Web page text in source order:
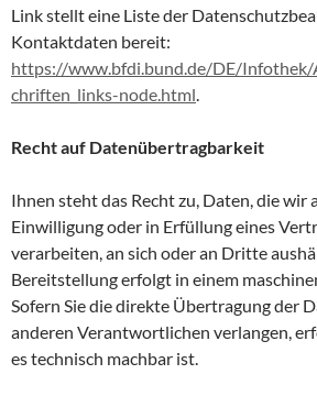
Link stellt eine Liste der
Kontaktdaten bereit:
https://www.bfdi.bund.de/DE/Infothek/
chriften_links-node.html.
Recht auf Datenübertragbarkeit
Ihnen steht das Recht zu, Daten, die wir
Einwilligung oder in Erfüllung eines
verarbeiten, an sich oder an Dritte
Bereitstellung erfolgt in einem
Sofern Sie die direkte Übertragung der
anderen Verantwortlichen verlangen,
es technisch machbar ist.